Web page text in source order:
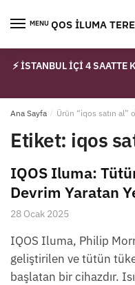
MENUIQOS İLUMA
⚡ İSTANBUL İÇİ 4 SAATTE
Ana Sayfa / Ürün “iqos satın al”
Etiket: iqos
IQOS Iluma:
Devrim Yaratan
28 Ocak 2025
IQOS Iluma, Philip
geliştirilen ve tütün
başlatan bir cihazdır.